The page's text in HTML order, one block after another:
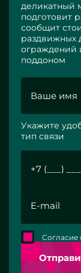
деликатный
подготовит
сообщит
раздвижных
ограждений
поддоном
Укажите
тип связи
Согласие